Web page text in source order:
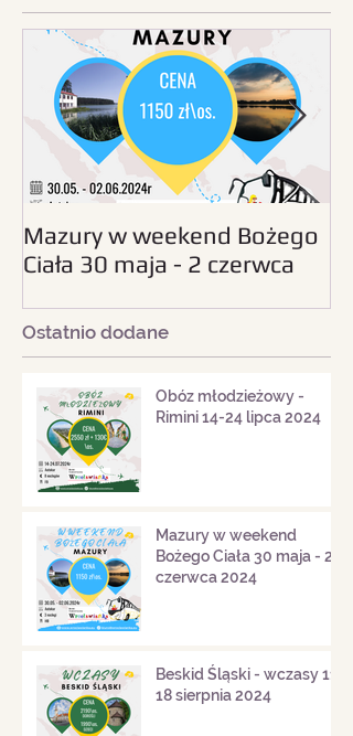
Mazury w weekend Bożego
Ciała 30 maja - 2 czerwca
Ostatnio dodane
Obóz młodzieżowy -
Rimini 14-24 lipca 2024
Mazury w weekend
Bożego Ciała 30 maja - 2
czerwca 2024
Beskid Śląski - wczasy 11-
18 sierpnia 2024